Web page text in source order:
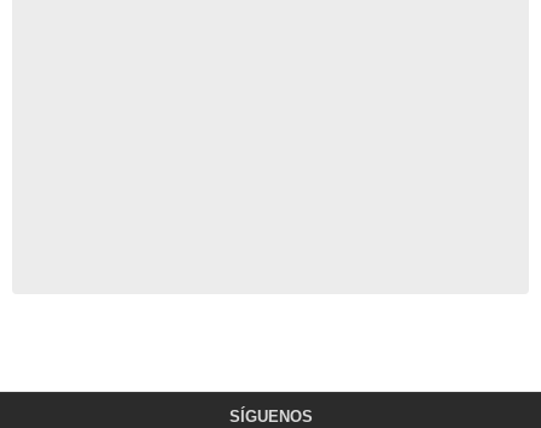
SÍGUENOS